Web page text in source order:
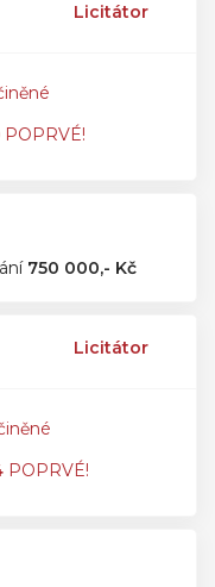
Licitátor
POPRVÉ!
750 000,- Kč
Licitátor
POPRVÉ!